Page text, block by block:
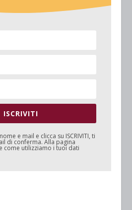
ISCRIVITI
e mail e clicca su ISCRIVITI, ti
di conferma. Alla pagina
come utilizziamo i tuoi dati